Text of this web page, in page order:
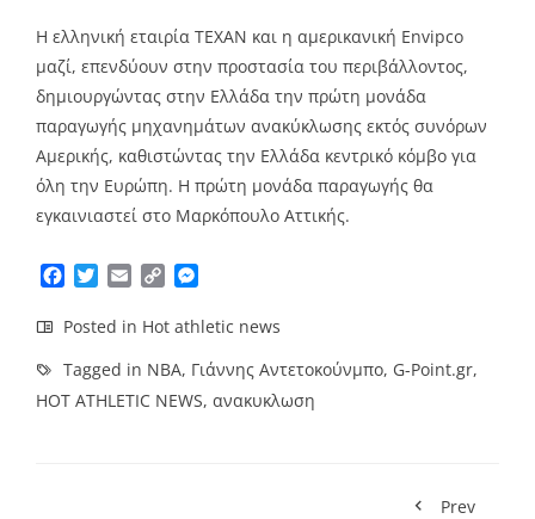
Η ελληνική εταιρία TΕΧΑΝ και η αμερικανική Envipco
μαζί, επενδύουν στην προστασία του περιβάλλοντος,
δημιουργώντας στην Ελλάδα την πρώτη μονάδα
παραγωγής μηχανημάτων ανακύκλωσης εκτός συνόρων
Αμερικής, καθιστώντας την Ελλάδα κεντρικό κόμβο για
όλη την Ευρώπη. Η πρώτη μονάδα παραγωγής θα
εγκαινιαστεί στο Μαρκόπουλο Αττικής.
Facebook
TwitterEmailCopy
Posted in Hot athletic news
Tagged in NBA, Γιάννης Αντετοκούνμπο, G-Point.gr,
HOT ATHLETIC NEWS, ανακυκλωση
Prev